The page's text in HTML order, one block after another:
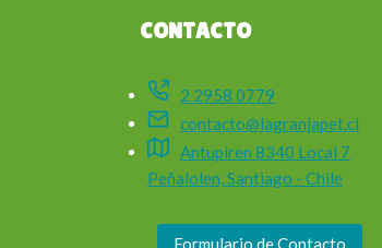
CONTACTO
2 2958 0779
contacto@lagranjapet.cl
Antupiren 8340 Local 7
Peñalolen, Santiago - Chile
Formulario de Contacto